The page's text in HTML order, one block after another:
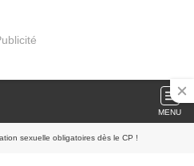
MENU
sexuelle obligatoires dès le CP !